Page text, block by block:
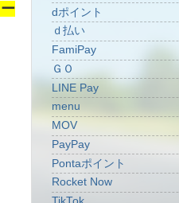
dポイント
ｄ払い
FamiPay
ＧＯ
LINE Pay
menu
MOV
PayPay
Pontaポイント
Rocket Now